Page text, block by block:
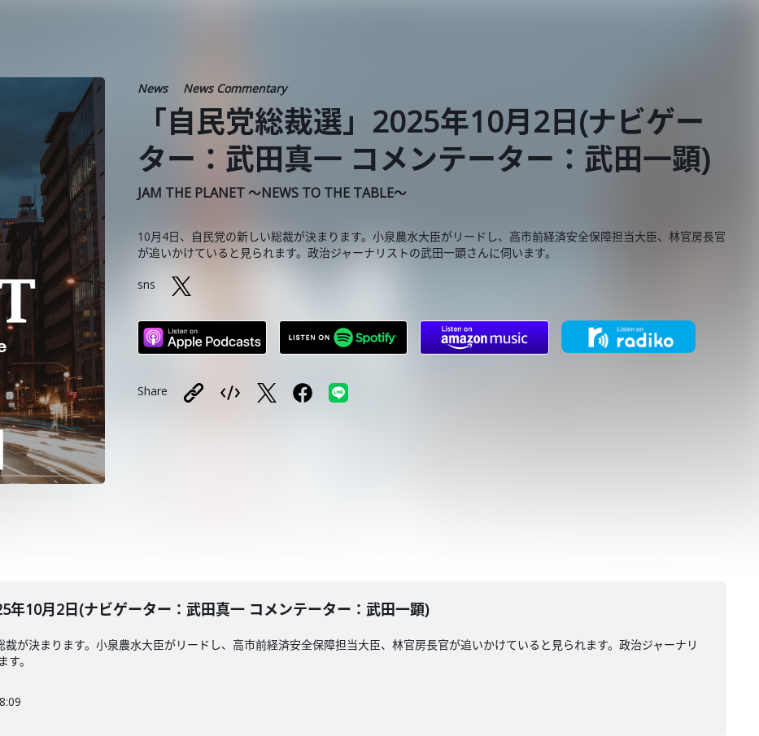
News News Commentary
「自民党総裁選」2025年10月2日(ナビゲー
ター：武田真一 コメンテーター：武田一顕)
JAM THE PLANET ～NEWS TO THE TABLE～
10月4日、自民党の新しい総裁が決まります。小泉農水大臣がリードし、高市前経済安全保障担当大臣、林官房長官
が追いかけていると見られます。政治ジャーナリストの武田一顕さんに伺います。
sns
Share
年10月2日(ナビゲーター：武田真一 コメンテーター：武田一顕)
が決まります。小泉農水大臣がリードし、高市前経済安全保障担当大臣、林官房長官が追いかけていると見られます。政治ジャーナリ
。